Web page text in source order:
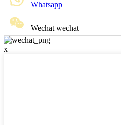
Whatsapp
Wechat wechat
x